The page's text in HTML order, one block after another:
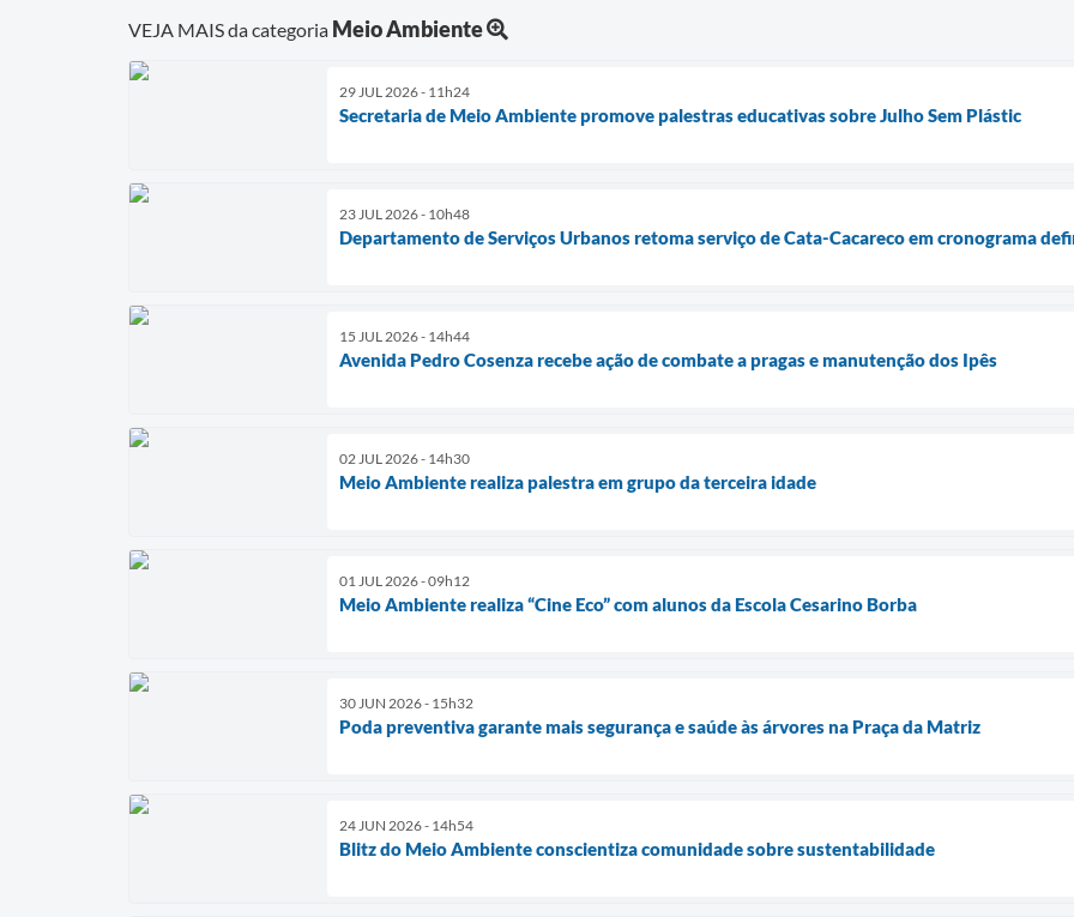
VEJA MAIS da categoria Meio Ambiente
29 JUL 2026 - 11h24
Secretaria de Meio Ambiente promove palestras educativas sobre Julho Sem Plástic
23 JUL 2026 - 10h48
Departamento de Serviços Urbanos retoma serviço de Cata-Cacareco em cronograma
15 JUL 2026 - 14h44
Avenida Pedro Cosenza recebe ação de combate a pragas e manutenção dos Ipês
02 JUL 2026 - 14h30
Meio Ambiente realiza palestra em grupo da terceira idade
01 JUL 2026 - 09h12
Meio Ambiente realiza “Cine Eco” com alunos da Escola Cesarino Borba
30 JUN 2026 - 15h32
Poda preventiva garante mais segurança e saúde às árvores na Praça da Matriz
24 JUN 2026 - 14h54
Blitz do Meio Ambiente conscientiza comunidade sobre sustentabilidade